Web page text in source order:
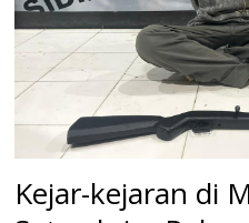
Kejar-kejaran di